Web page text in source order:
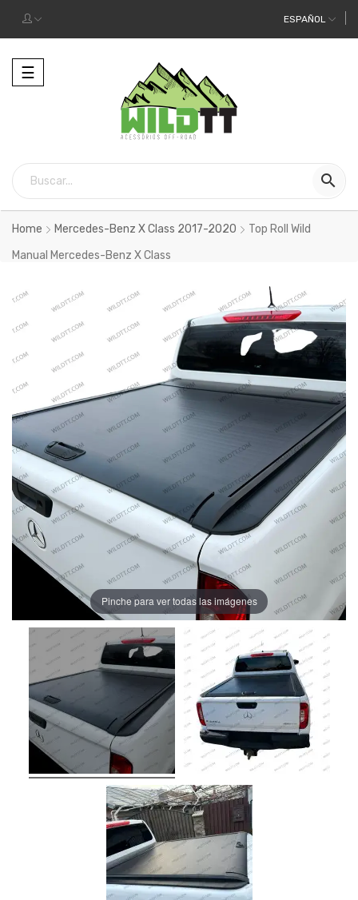
ESPAÑOL
Alternar
la
☰

Home Mercedes-Benz X Class 2017-2020
Top Roll Wild
Manual Mercedes-Benz X Class
Pinche para ver todas las imágenes